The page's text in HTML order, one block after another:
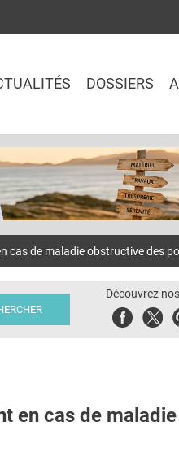
DOSSIERS
cas de maladie obstructive des
Découvrez
Facebook
en cas de